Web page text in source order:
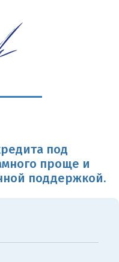
под
проще и
поддержкой.